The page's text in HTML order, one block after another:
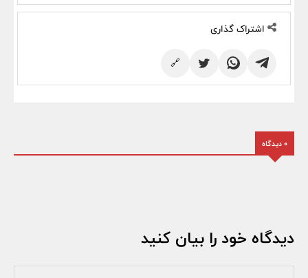
اشتراک گذاری
🔗
0 دیدگاه
دیدگاه خود را بیان کنید